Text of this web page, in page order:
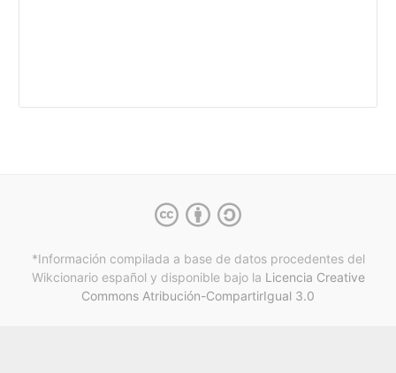
*Información compilada a base de datos procedentes del
Wikcionario español y disponible bajo la Licencia Creative
Commons Atribución-CompartirIgual 3.0